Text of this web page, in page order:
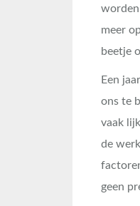
meer
beetje
Een
ons te
vaak
de
geen